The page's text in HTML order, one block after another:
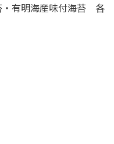
有明海産味付海苔 各